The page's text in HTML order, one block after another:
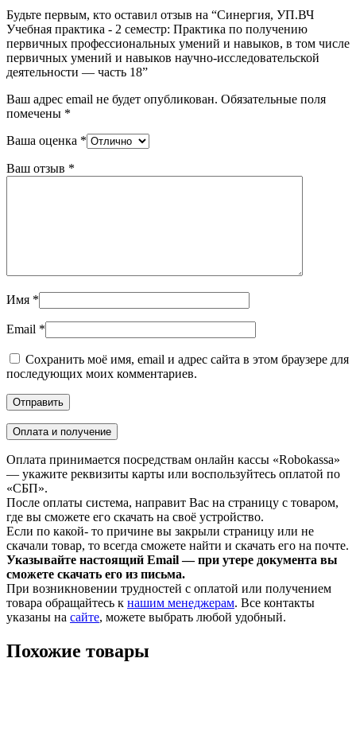
Будьте первым, кто оставил отзыв на “Синергия, УП.ВЧ
Учебная практика - 2 семестр: Практика по получению
первичных профессиональных умений и навыков, в том числе
первичных умений и навыков научно-исследовательской
деятельности — часть 18”
Ваш адрес email не будет опубликован. Обязательные поля
помечены *
Ваша оценка *
Ваш отзыв *
Имя *
Email *
Сохранить моё имя, email и адрес сайта в этом браузере для
последующих моих комментариев.
Оплата и получение
Оплата принимается посредствам онлайн кассы «Robokassa»
— укажите реквизиты карты или воспользуйтесь оплатой по
«СБП».
После оплаты система, направит Вас на страницу с товаром,
где вы сможете его скачать на своё устройство.
Если по какой- то причине вы закрыли страницу или не
скачали товар, то всегда сможете найти и скачать его на почте.
Указывайте настоящий Email — при утере документа вы
сможете скачать его из письма.
При возникновении трудностей с оплатой или получением
товара обращайтесь к нашим менеджерам. Все контакты
указаны на сайте, можете выбрать любой удобный.
Похожие товары